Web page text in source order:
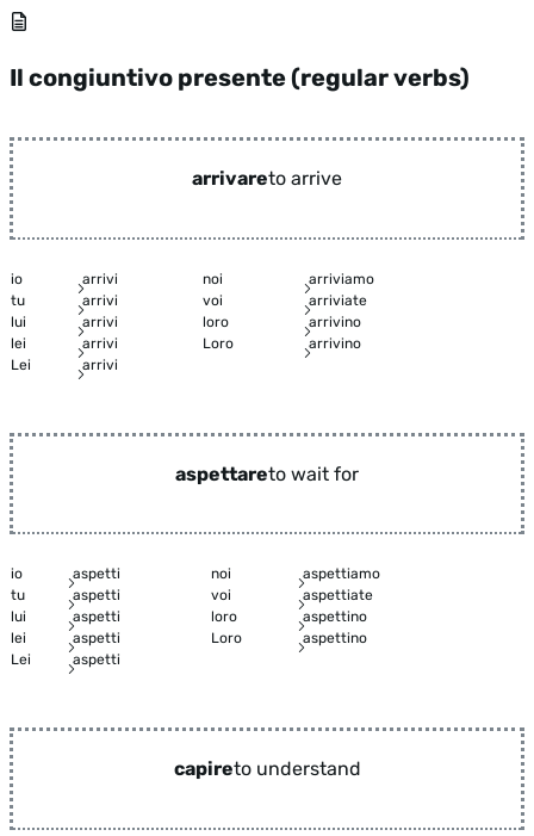
Il congiuntivo presente (regular verbs)
arrivareto arrive
io arrivi noi
arriviamo
tu
arrivi voi
arriviate
lui
arrivi loro
arrivino
lei
arrivi Loro
arrivino
Lei
arrivi
aspettareto wait for
io aspetti noi
aspettiamo
tu
aspetti voi
aspettiate
lui
aspetti loro
aspettino
lei
aspetti Loro
aspettino
Lei
aspetti
capireto understand